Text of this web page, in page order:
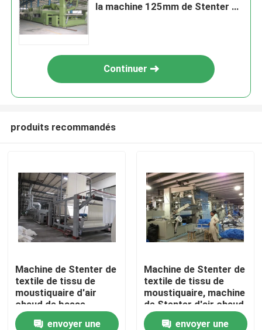
Maison
la machine 125mm de Stenter de
Continuer
produits recommandés
Machine de Stenter de
textile de tissu de
moustiquaire d'air
chaud de basse
tension
envoyer une
Machine de Stenter de
textile de tissu de
moustiquaire, machine
de Stenter d'air chaud
de basse tension
envoyer une